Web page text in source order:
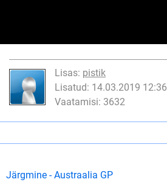
Lisas: pistik
Lisatud: 14.03.2019 12:36
Vaatamisi: 3632
Järgmine - Austraalia GP